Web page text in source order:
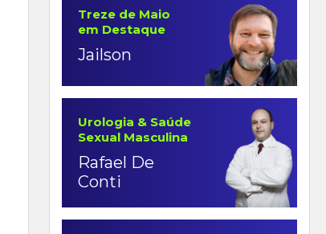
Treze de Maio
em Destaque
Jailson
Urologia & Saúde
Sexual Masculina
Rafael De
Conti